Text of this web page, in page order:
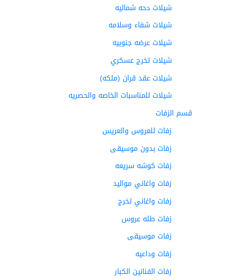
شيلات دحه شماليه
شيلات شفاء وسلامه
شيلات عرضه جنوبيه
شيلات تخرج عسكري
شيلات عقد قران (ملكه)
شيلات للمناسبات الخاصه والحصريه
قسم الزفات
زفات للعروس والعريس
زفات بدون موسيقى
زفات كوشه سريعه
زفات واغاني مواليد
زفات واغاني تخرج
زفات طله عروس
زفات موسيقى
زفات وداعيه
زفات الفنانين الكبار